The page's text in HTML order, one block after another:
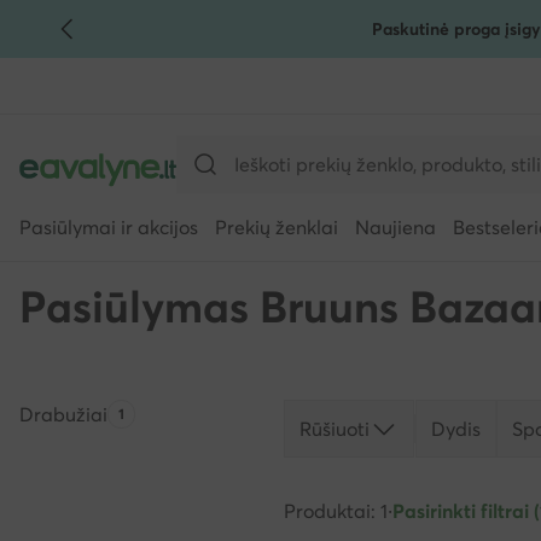
PEREITI PRIE PAGRINDINIO TURINIOPaskutinė proga
Pasiūlymai ir akcijos Prekių ženklai Naujiena
Pasiūlymas Bruuns
Drabužiai Produktų skaičius:
1
Rūšiuoti Dydis
Produktai: 1·Pasirinkti filtrai